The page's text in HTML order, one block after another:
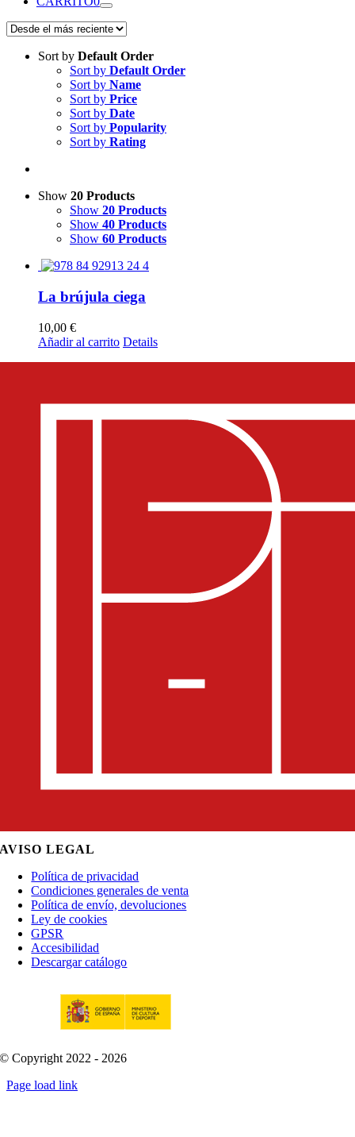
Sort by Default Order
Sort by Default Order
Sort by Name
Sort by Price
Sort by Date
Sort by Popularity
Sort by Rating
Show 20 Products
Show 20 Products
Show 40 Products
Show 60 Products
La brújula ciega
10,00 €
Añadir al carrito Details
AVISO LEGAL
Política de privacidad
Condiciones generales de venta
Política de envío, devoluciones
Ley de cookies
GPSR
Accesibilidad
Descargar catálogo
© Copyright 2022 - 2026
Page load link